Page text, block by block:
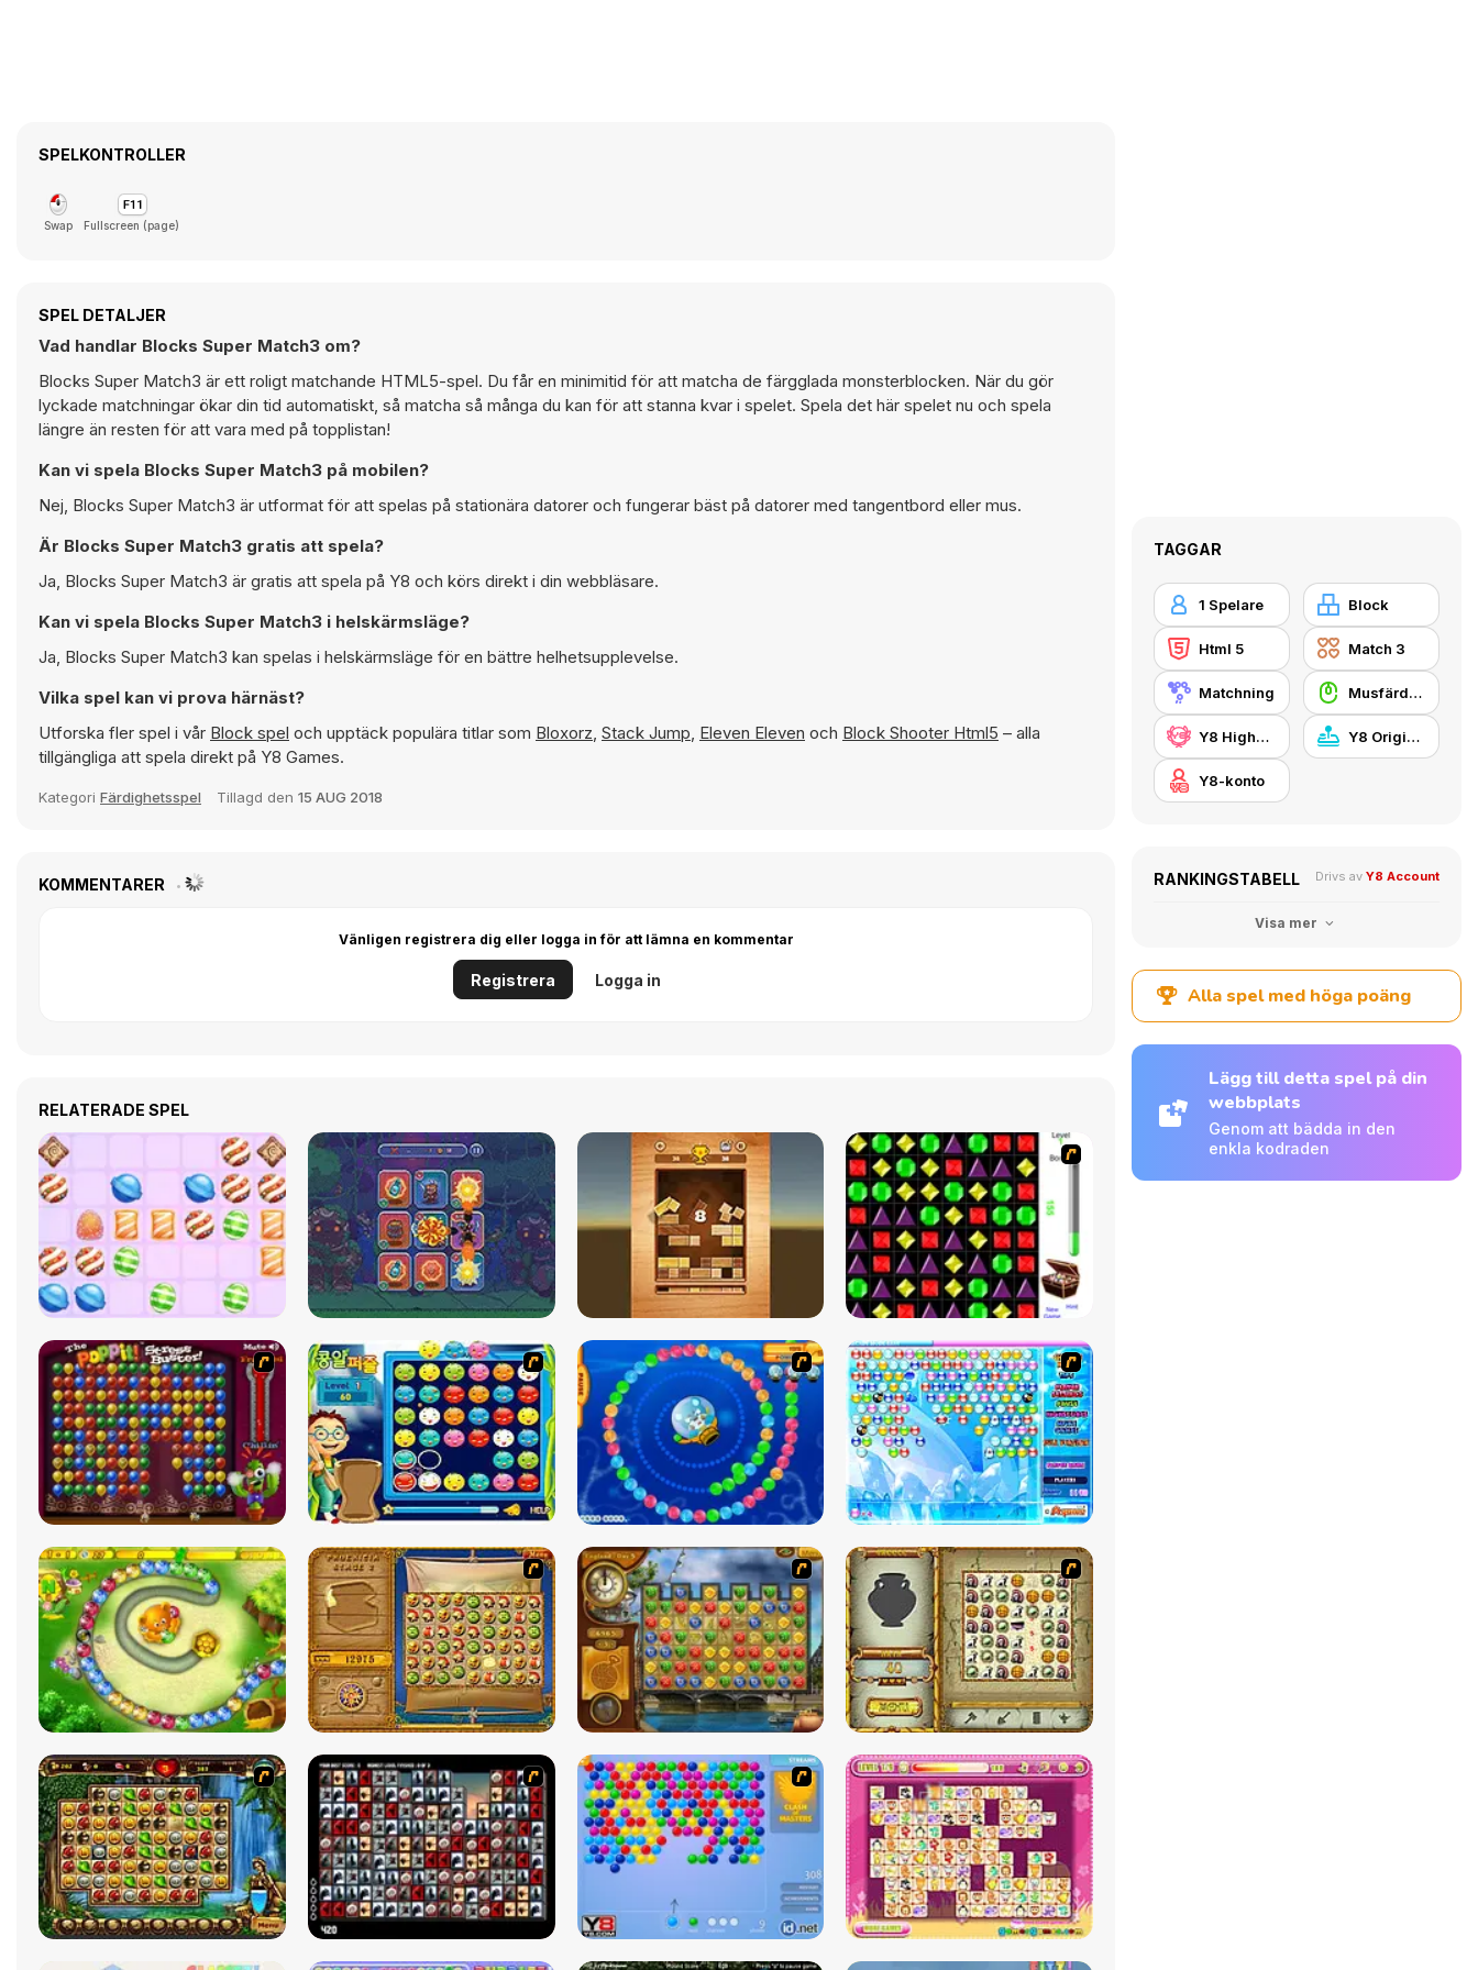
SPELKONTROLLER
Swap Fullscreen (page)
SPEL DETALJER
Vad handlar Blocks Super Match3 om?
Blocks Super Match3 är ett roligt matchande HTML5-spel. Du får en minimitid för att matcha de färgglada monsterblocken. När du gör
lyckade matchningar ökar din tid automatiskt, så matcha så många du kan för att stanna kvar i spelet. Spela det här spelet nu och spela
längre än resten för att vara med på topplistan!
Kan vi spela Blocks Super Match3 på mobilen?
Nej, Blocks Super Match3 är utformat för att spelas på stationära datorer och fungerar bäst på datorer med tangentbord eller mus.
Är Blocks Super Match3 gratis att spela?
Ja, Blocks Super Match3 är gratis att spela på Y8 och körs direkt i din webbläsare.
Kan vi spela Blocks Super Match3 i helskärmsläge?
Ja, Blocks Super Match3 kan spelas i helskärmsläge för en bättre helhetsupplevelse.
Vilka spel kan vi prova härnäst?
Utforska fler spel i vår Block spel och upptäck populära titlar som Bloxorz, Stack Jump, Eleven Eleven och Block Shooter Html5 – alla
tillgängliga att spela direkt på Y8 Games.
Kategori Färdighetsspel Tillagd den 15 AUG 2018
KOMMENTARER
Vänligen registrera dig eller logga in för att lämna en kommentar
Registrera Logga in
RELATERADE SPEL
TAGGAR
1 Spelare Block
Html 5 Match 3
Matchning Musfärdighet
Y8 Highscore Y8 Originals
Y8-konto
RANKINGSTABELL Drivs av Y8 Account
Visa mer
Alla spel med höga poäng
Lägg till detta spel på din
webbplats
Genom att bädda in den
enkla kodraden